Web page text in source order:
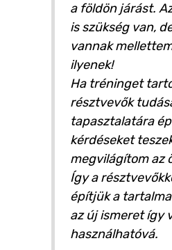
a földön járást.
is szükség van,
vannak
ilyenek!
Ha tréninget
résztvevők
tapasztalatára
kérdéseket
megvilágítom az
Így a
építjük a
az új ismeret így
használhatóvá.